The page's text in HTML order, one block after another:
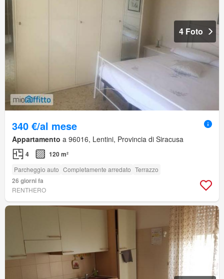
4 Foto
340 €/al mese
Appartamento a 96016, Lentini, Provincia di Siracusa
4 120 m²
Parcheggio auto Completamente arredato Terrazzo
26 giorni fa
RENTHERO